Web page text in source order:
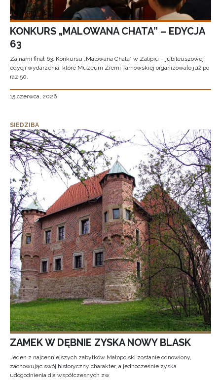
KONKURS „MALOWANA CHATA” – EDYCJA
63
Za nami finał 63. Konkursu „Malowana Chata” w Zalipiu – jubileuszowej
edycji wydarzenia, które Muzeum Ziemi Tarnowskiej organizowało już po
raz 50.
15 czerwca, 2026
SIEDZIBA
ZAMEK W DĘBNIE ZYSKA NOWY BLASK
Jeden z najcenniejszych zabytków Małopolski zostanie odnowiony,
zachowując swój historyczny charakter, a jednocześnie zyska
udogodnienia dla współczesnych zw